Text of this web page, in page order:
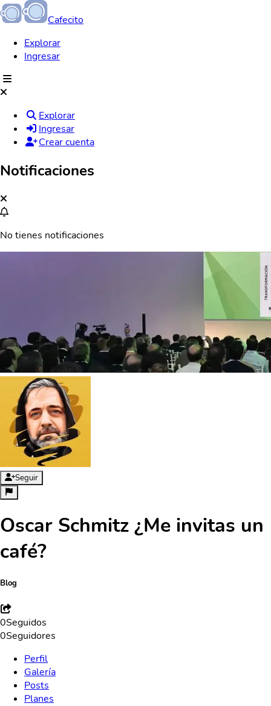
Cafecito
Explorar
Ingresar
Explorar
Ingresar
Crear cuenta
Notificaciones
No tienes notificaciones
Seguir
Oscar Schmitz ¿Me invitas un
café?
Blog
0Seguidos
0Seguidores
Perfil
Galería
Posts
Planes